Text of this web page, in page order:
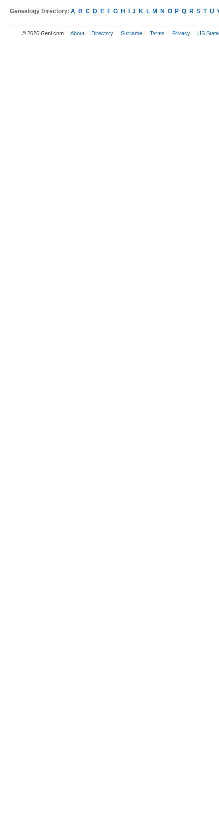
Genealogy Directory: A B C D E F G H J K L M N O P Q R S T U
© 2026 Geni.com About Directory Surname Terms Privacy US